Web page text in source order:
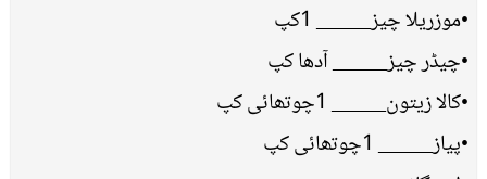
•موزریلا چیز_____ 1کپ
•چیڈر چیز_____ آدھا کپ
•کالا زیتون_____ 1چوتھائی کپ
•پیاز_____ 1چوتھائی کپ